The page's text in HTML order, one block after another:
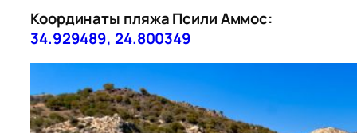
Координаты пляжа Псили Аммос:
34.929489, 24.800349